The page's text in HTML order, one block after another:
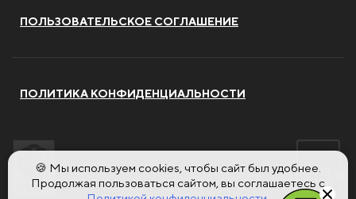
ПОЛЬЗОВАТЕЛЬСКОЕ СОГЛАШЕНИЕ
ПОЛИТИКА КОНФИДЕНЦИАЛЬНОСТИ
🍪 Мы используем cookies, чтобы сайт был удобнее.
Продолжая пользоваться сайтом, вы соглашаетесь с